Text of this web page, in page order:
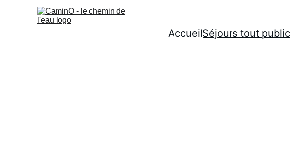
AccueilSéjours tout public